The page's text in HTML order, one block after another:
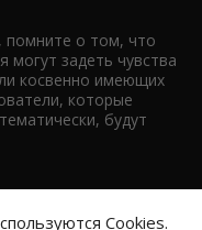
помните о том, что
задеть чувства
косвенно имеющих
которые
будут
Cookies.